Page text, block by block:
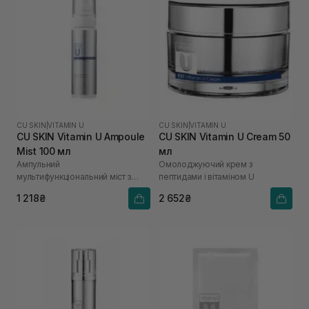
CU SKIN |VITAMIN U
CU SKIN Vitamin U Ampoule
Mist 100 мл
Ампульний
мультифункціональний міст з
1 218₴
CU SKIN |VITAMIN U
CU SKIN Vitamin U Cream 50
мл
Омолоджуючий крем з
пептидами і вітаміном U
2 652₴